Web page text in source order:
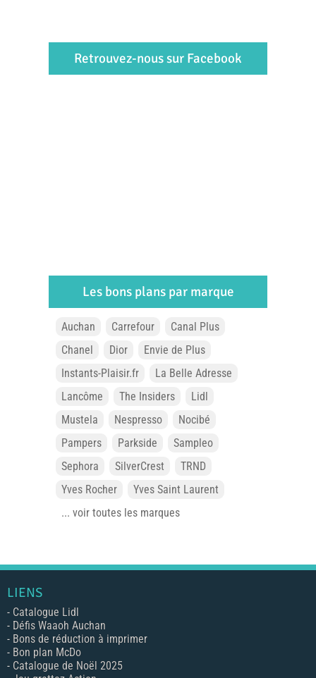
Retrouvez-nous sur Facebook
Les bons plans par marque
Auchan Carrefour
Canal Plus
Chanel
Dior
Envie de Plus
Instants-Plaisir.fr
La Belle Adresse
Lancôme
The Insiders
Lidl
Mustela
Nespresso
Nocibé
Pampers
Parkside
Sampleo
Sephora
SilverCrest
TRND
Yves Rocher
Yves Saint Laurent
... voir toutes les marques
LIENS
- Catalogue Lidl
- Défis Waaoh Auchan
- Bons de réduction à imprimer
- Bon plan McDo
- Catalogue de Noël 2025